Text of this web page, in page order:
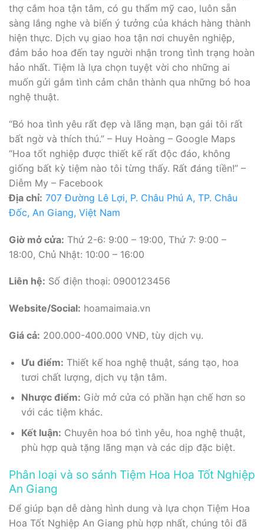
thợ cắm hoa tận tâm, có gu thẩm mỹ cao, luôn sẵn
sàng lắng nghe và biến ý tưởng của khách hàng thành
hiện thực. Dịch vụ giao hoa tận nơi chuyên nghiệp,
đảm bảo hoa đến tay người nhận trong tình trạng hoàn
hảo nhất. Tiệm là lựa chọn tuyệt vời cho những ai
muốn gửi gắm tình cảm chân thành qua những bó hoa
nghệ thuật.
“Bó hoa tình yêu rất đẹp và lãng mạn, bạn gái tôi rất
bất ngờ và thích thú.” – Huy Hoàng – Google Maps
“Hoa tốt nghiệp được thiết kế rất độc đáo, không
giống bất kỳ tiệm nào tôi từng thấy. Rất đáng tiền!” –
Diễm My – Facebook
Địa chỉ: 707 Đường Lê Lợi, P. Châu Phú A, TP. Châu
Đốc, An Giang, Việt Nam
Giờ mở cửa: Thứ 2-6: 9:00 – 19:00, Thứ 7: 9:00 –
18:00, Chủ Nhật: 10:00 – 16:00
Liên hệ: Số điện thoại: 0900123456
Website/Social: hoamaimaia.vn
Giá cả: 200.000-400.000 VNĐ, tùy dịch vụ.
Ưu điểm: Thiết kế hoa nghệ thuật, sáng tạo, hoa
tươi chất lượng, dịch vụ tận tâm.
Nhược điểm: Giờ mở cửa có phần hạn chế hơn so
với các tiệm khác.
Kết luận: Chuyên hoa bó tình yêu, hoa nghệ thuật,
phù hợp quà tặng lãng mạn và các dịp đặc biệt.
Phân loại và so sánh Tiệm Hoa Hoa Tốt Nghiệp
An Giang
Để giúp bạn dễ dàng hình dung và lựa chọn Tiệm Hoa
Hoa Tốt Nghiệp An Giang phù hợp nhất, chúng tôi đã